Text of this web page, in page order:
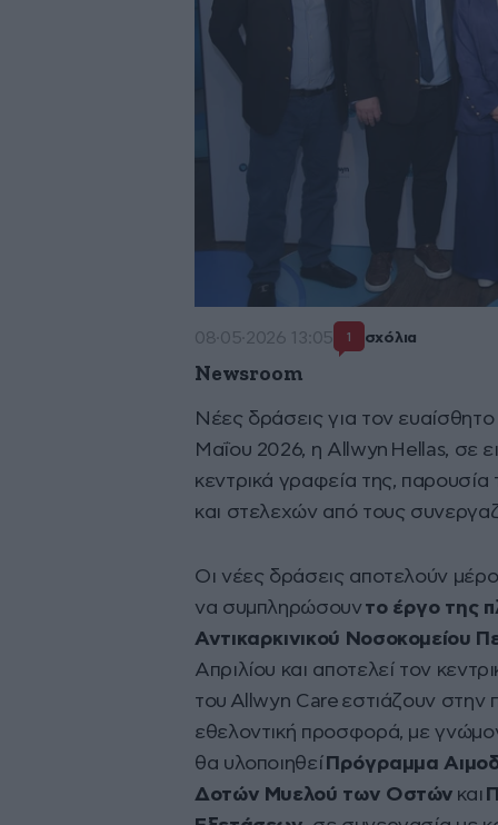
08·05·2026 13:05 1 σχόλια
Newsroom
Νέες δράσεις για τον
Μαΐου 2026, η Allwyn Hellas, σε
κεντρικά γραφεία της, παρουσία
και στελεχών από τους
Οι νέες δράσεις αποτελούν
να συμπληρώσουν το έργο της
Αντικαρκινικού Νοσοκομείου
Απριλίου και αποτελεί τον
του Allwyn Care εστιάζουν στην
εθελοντική προσφορά, με
θα υλοποιηθεί Πρόγραμμα
Δοτών Μυελού των Οστών και